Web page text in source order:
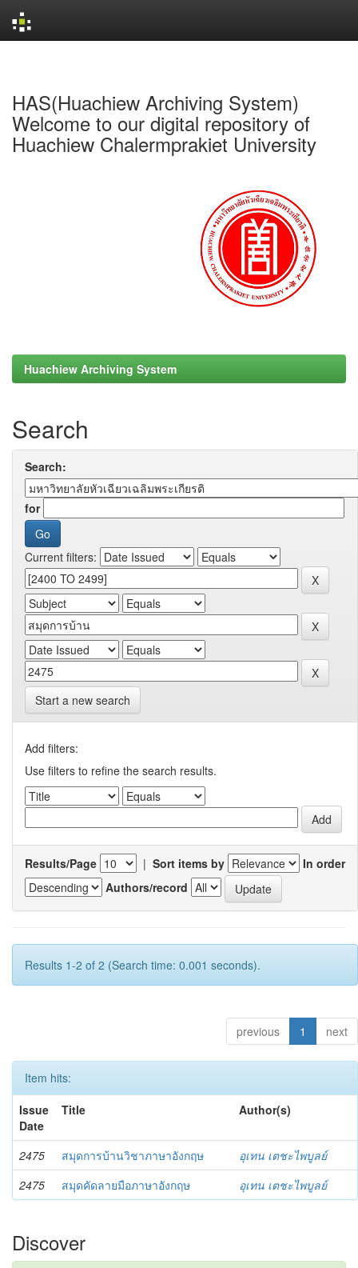
HAS(Huachiew Archiving System)
Welcome to our digital repository of
Huachiew Chalermprakiet University
Huachiew Archiving System
Search
Search:
for
Current filters:
Start a new search
Add filters:
Use filters to refine the search results.
Results/Page | Sort items by
In order
Authors/record
Results 1-2 of 2 (Search time: 0.001 seconds).
previous 1 next
Item hits:
Issue
Date
Title Author(s)
2475 สมุดการบ้านวิชาภาษาอังกฤษ
อุเทน เตชะไพบูลย์
2475
สมุดคัดลายมือภาษาอังกฤษ อุเทน เตชะไพบูลย์
Discover